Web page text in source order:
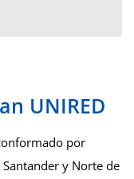
UNIRED
por
y Norte de